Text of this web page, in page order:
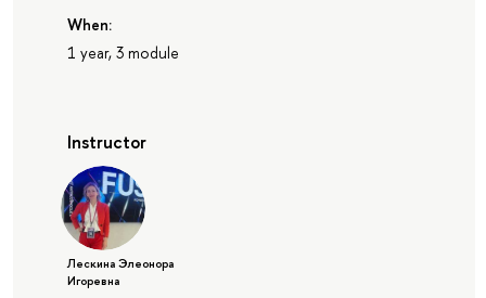
When:
1 year, 3 module
Instructor
Лескина Элеонора
Игоревна